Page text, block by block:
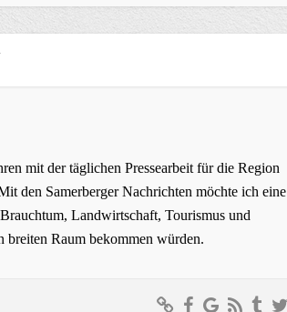
mit der täglichen Pressearbeit für die Region
den Samerberger Nachrichten möchte ich eine
Landwirtschaft, Tourismus und
Raum bekommen würden.